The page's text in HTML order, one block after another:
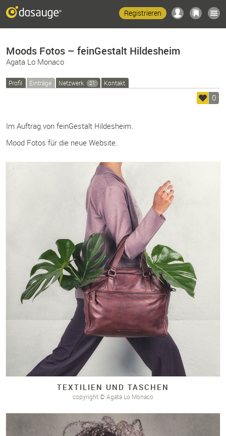
Registrieren
Moods Fotos – feinGestalt Hildesheim
Agata Lo Monaco
Profil Einträge Netzwerk 21 Kontakt
0
Im Auftrag von feinGestalt Hildesheim.
Mood Fotos für die neue Website.
TEXTILIEN UND TASCHEN
copyright © Agata Lo Monaco